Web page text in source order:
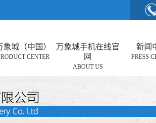
象城（中国）
CENTER
万象城手机在线官
网
ABOUT US
新闻
PRESS